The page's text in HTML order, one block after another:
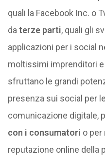
quali la Facebook Inc. o
da terze parti, quali gli
applicazioni per i social
moltissimi imprenditori
sfruttano le grandi
presenza sui social per
comunicazione digitale,
con i consumatori o per
reputazione online della